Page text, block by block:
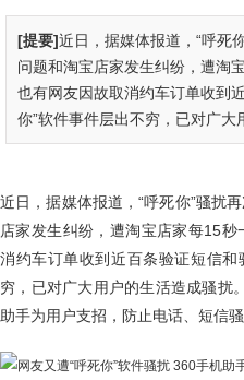
[提要]近日，据媒体报道，“呼死
问题和淘宝店家发生纠纷，遭淘
也有网友因故取消约车订单收到
你”软件事件层出不穷，已对广大
近日，据媒体报道，“呼死你”骚扰
店家发生纠纷，遭淘宝店家每15
消约车订单收到近百条验证短信和
穷，已对广大用户的生活造成骚扰
助手为用户支招，防止电话、短信骚